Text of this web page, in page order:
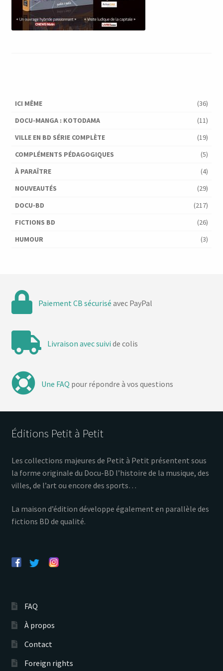
ICI MÊME
(36)
DOCU-MANGA : KOTODAMA
(11)
VILLE EN BD SÉRIE COMPLÈTE
(19)
COMPLÉMENTS PÉDAGOGIQUES
(5)
À PARAÎTRE
(4)
NOUVEAUTÉS
(29)
DOCU-BD
(217)
FICTIONS BD
(26)
HUMOUR
(3)
Paiement CB sécurisé avec PayPal
Livraison avec suivi de colis
Une FAQ pour répondre à vos questions
Éditions Petit à Petit
Les collections majeures de Petit à Petit présentent sous
la forme originale du Docu-BD l’histoire de la musique, des
villes, de l’art ou encore des sports…
La maison d’édition développe également en parallèle des
fictions BD de qualité.
FAQ
À propos
Contact
Foreign rights